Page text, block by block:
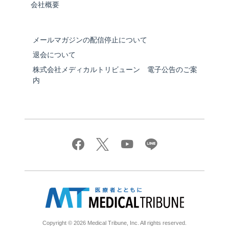
会社概要
メールマガジンの配信停止について
退会について
株式会社メディカルトリビューン 電子公告のご案
内
Copyright © 2026 Medical Tribune, Inc. All rights reserved.